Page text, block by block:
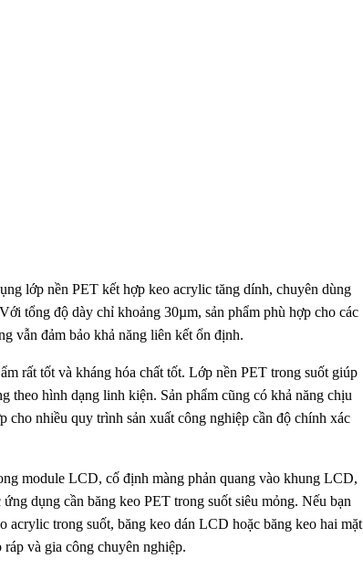
lớp nền PET kết hợp keo acrylic tăng dính, chuyên dùng
tổng độ dày chỉ khoảng 30µm, sản phẩm phù hợp cho các
vẫn đảm bảo khả năng liên kết ổn định.
rất tốt và kháng hóa chất tốt. Lớp nền PET trong suốt giúp
theo hình dạng linh kiện. Sản phẩm cũng có khả năng chịu
cho nhiều quy trình sản xuất công nghiệp cần độ chính xác
module LCD, cố định màng phản quang vào khung LCD,
dụng cần băng keo PET trong suốt siêu mỏng. Nếu bạn
acrylic trong suốt, băng keo dán LCD hoặc băng keo hai mặt
và gia công chuyên nghiệp.